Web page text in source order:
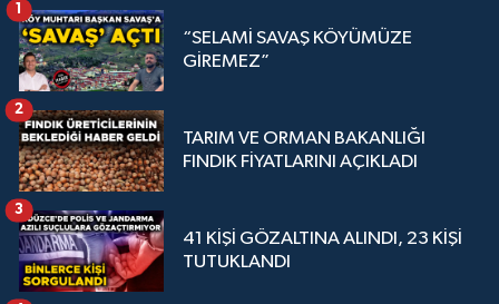
“SELAMİ SAVAŞ KÖYÜMÜZE
GİREMEZ”
1
TARIM VE ORMAN BAKANLIĞI
FINDIK FİYATLARINI AÇIKLADI
2
41 KİŞİ GÖZALTINA ALINDI, 23 KİŞİ
TUTUKLANDI
3